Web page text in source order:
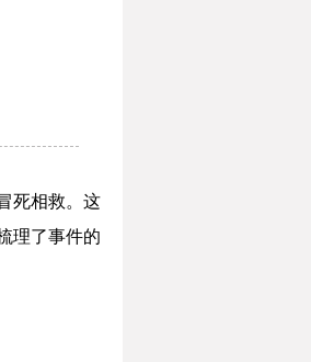
死相救。这
理了事件的